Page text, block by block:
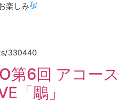
楽しみ
330440
第6回 アコース
「鵰」